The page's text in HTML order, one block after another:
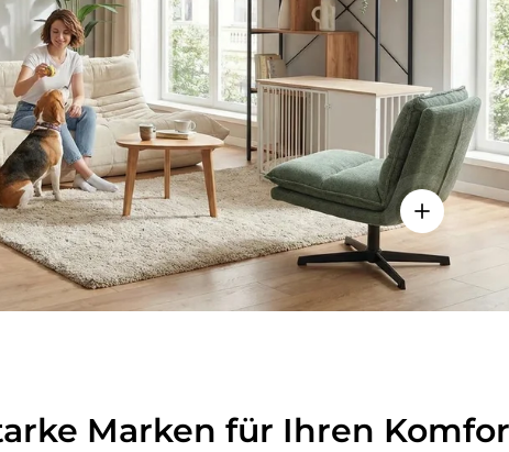
anzeigen - Sitzolo 2 - Loungesessel
Marken für Ihren